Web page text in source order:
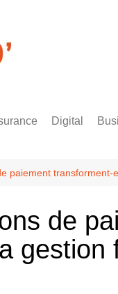
Digital
paiement
de
gestion